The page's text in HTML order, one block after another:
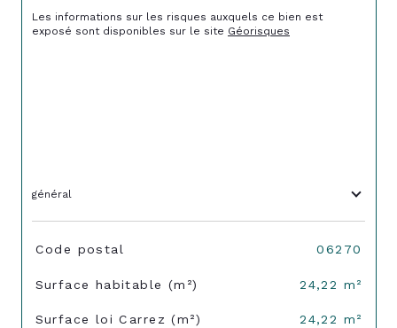
Les informations sur les risques auxquels ce bien est
exposé sont disponibles sur le site Géorisques
général
TRAD_SIROCCO_Caracteristique
Code postal 06270
Surface habitable (m²) 24,22 m²
Surface loi Carrez (m²) 24,22 m²